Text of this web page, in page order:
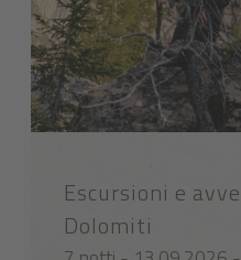
Escursioni e
Dolomiti